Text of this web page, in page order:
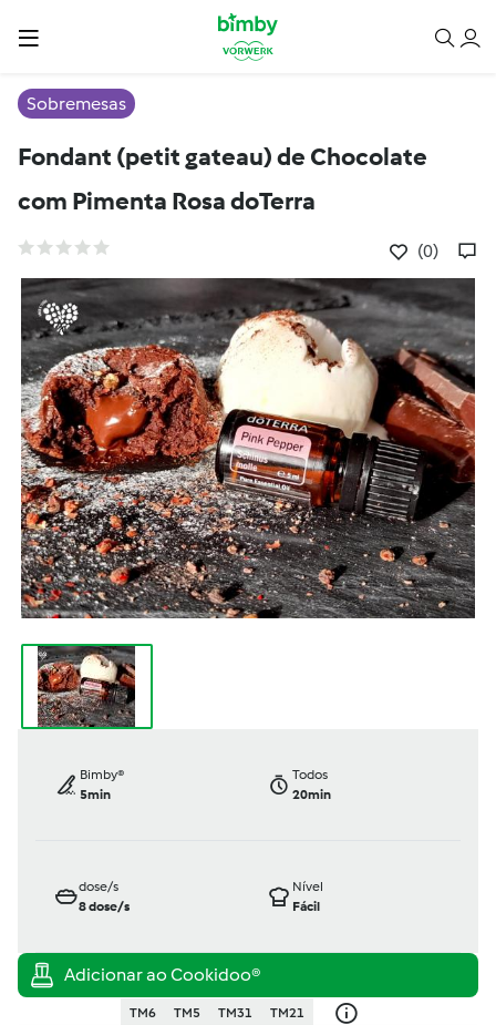
Sobremesas
Fondant (petit gateau) de Chocolate
com Pimenta Rosa doTerra
(0)
Bimby®
5min
Todos
20min
dose/s
8dose/s
Nível
Fácil
TM6 TM5 TM31 TM21